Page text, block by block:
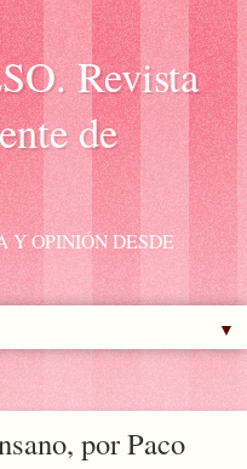
Revista
de
Y OPINIÓN DESDE
▼
por Paco